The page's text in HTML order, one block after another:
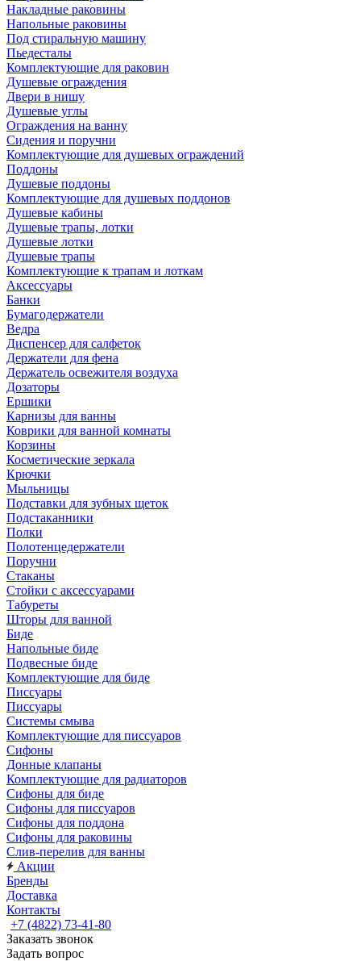
Накладные раковины
Напольные раковины
Под стиральную машину
Пьедесталы
Комплектующие для раковин
Душевые ограждения
Двери в нишу
Душевые углы
Ограждения на ванну
Сидения и поручни
Комплектующие для душевых ограждений
Поддоны
Душевые поддоны
Комплектующие для душевых поддонов
Душевые кабины
Душевые трапы, лотки
Душевые лотки
Душевые трапы
Комплектующие к трапам и лоткам
Аксессуары
Банки
Бумагодержатели
Ведра
Диспенсер для салфеток
Держатели для фена
Держатель освежителя воздуха
Дозаторы
Ершики
Карнизы для ванны
Коврики для ванной комнаты
Корзины
Косметические зеркала
Крючки
Мыльницы
Подставки для зубных щеток
Подстаканники
Полки
Полотенцедержатели
Поручни
Стаканы
Стойки с аксессуарами
Табуреты
Шторы для ванной
Биде
Напольные биде
Подвесные биде
Комплектующие для биде
Писсуары
Писсуары
Системы смыва
Комплектующие для писсуаров
Сифоны
Донные клапаны
Комплектующие для радиаторов
Сифоны для биде
Сифоны для писсуаров
Сифоны для поддона
Сифоны для раковины
Слив-перелив для ванны
Акции
Бренды
Доставка
Контакты
+7 (4822) 73-41-80
Заказать звонок
Задать вопрос